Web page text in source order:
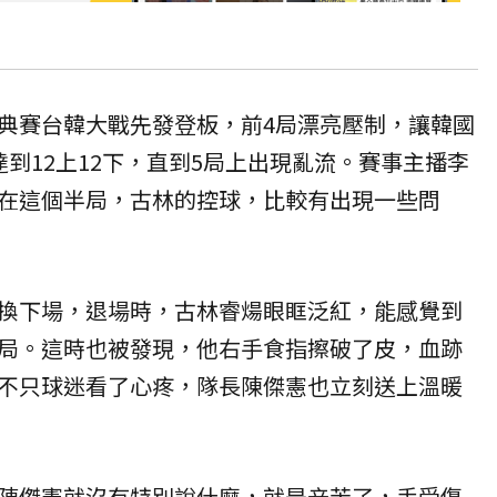
賽台韓大戰先發登板，前4局漂亮壓制，讓韓國
12上12下，直到5局上出現亂流。賽事主播李
這個半局，古林的控球，比較有出現一些問
下場，退場時，古林睿煬眼眶泛紅，能感覺到
。這時也被發現，他右手食指擦破了皮，血跡
只球迷看了心疼，隊長陳傑憲也立刻送上溫暖